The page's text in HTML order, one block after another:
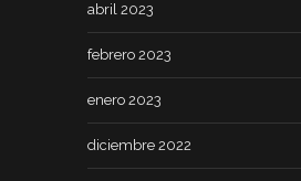
abril 2023
febrero 2023
enero 2023
diciembre 2022